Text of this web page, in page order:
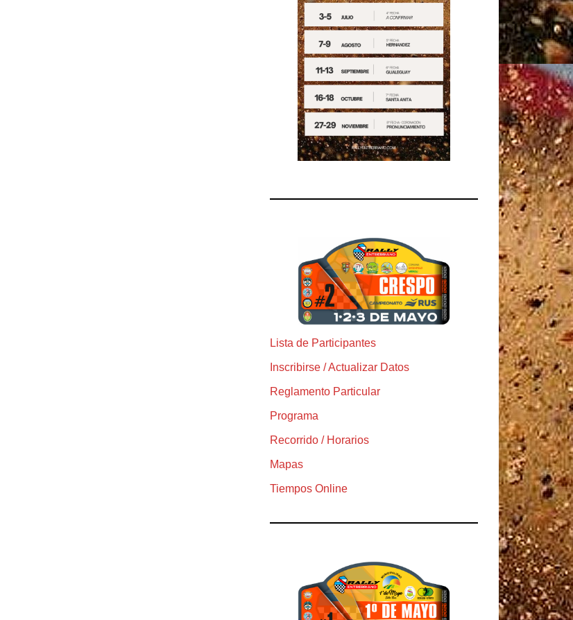
Lista de Participantes
Inscribirse / Actualizar Datos
Reglamento Particular
Programa
Recorrido / Horarios
Mapas
Tiempos Online